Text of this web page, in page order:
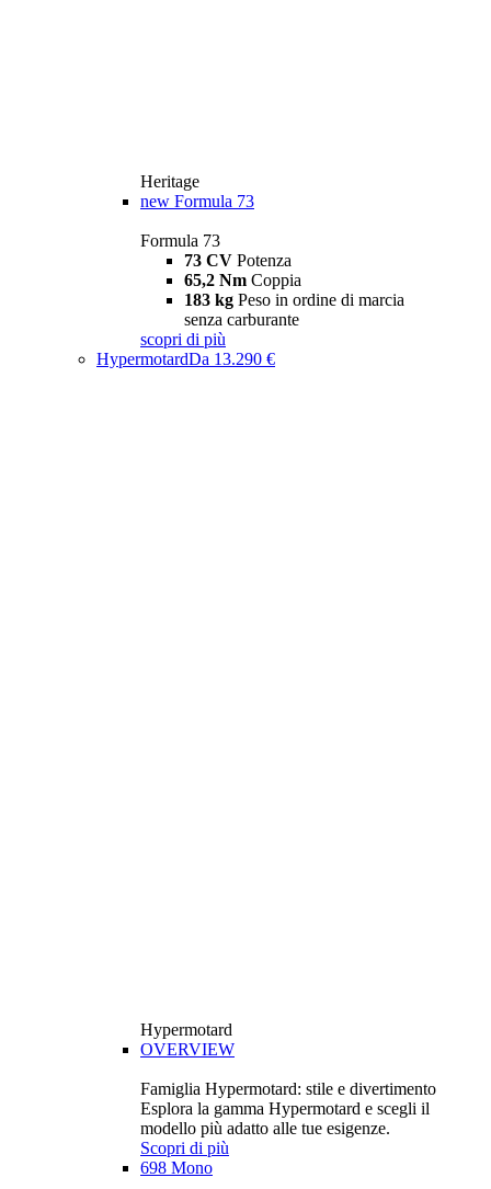
Heritage
new Formula 73
Formula 73
73 CV Potenza
65,2 Nm Coppia
183 kg Peso in ordine di marcia
senza carburante
scopri di più
HypermotardDa 13.290 €
Hypermotard
OVERVIEW
Famiglia Hypermotard: stile e divertimento
Esplora la gamma Hypermotard e scegli il
modello più adatto alle tue esigenze.
Scopri di più
698 Mono